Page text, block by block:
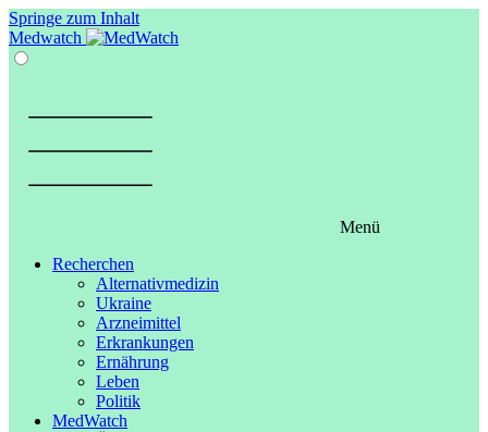
Springe zum Inhalt
Medwatch
Menü
Recherchen
Alternativmedizin
Ukraine
Arzneimittel
Erkrankungen
Ernährung
Leben
Politik
MedWatch